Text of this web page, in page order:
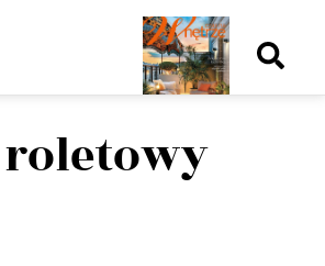
Nowy
numer